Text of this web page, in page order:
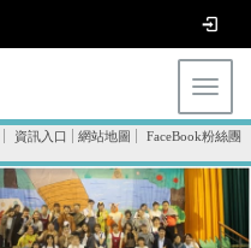
資訊入口 網站地圖 FaceBook粉絲團